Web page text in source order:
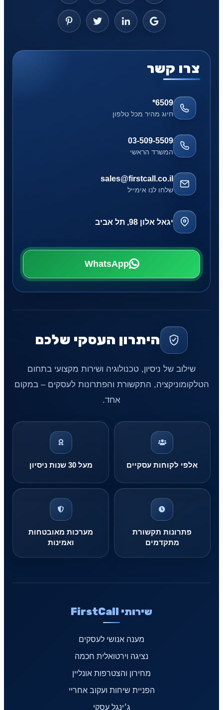
צרו קשר
*6509
חיוג מהיר מכל טלפון
03-509-5509
המשרד הראשי
sales@firstcall.co.il
שלחו לנו אימייל
יגאל אלון 98, תל אביב
WhatsApp
היתרון העסקי שלכם
שילוב של ניסיון, טכנולוגיה ושירות מקצועי בתחום
הטלקומוניקציה, התקשורת והפתרונות לעסקים – במקום
אחד.
אלפי לקוחות עסקיים מעל 30 שנות ניסיון
פתרונות תקשורת
מתקדמים
מערכות מאובטחות
ואמינות
שירותי FirstCall
מענה אנושי לעסקים
נציגה וירטואלית חכמה
מחירון והצטרפות אונליין
הפניית שיחות ועקוב אחריי
ג׳ינגל עסקי